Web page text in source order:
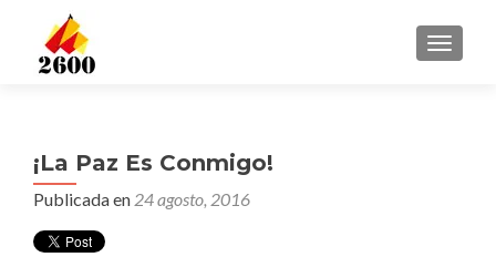
¡La Paz Es Conmigo!
Publicada en 24 agosto, 2016